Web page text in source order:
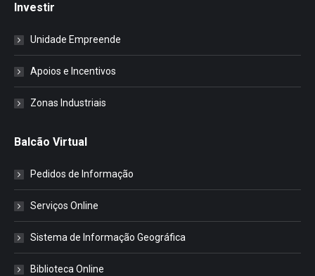
Investir
Unidade Empreende
Apoios e Incentivos
Zonas Industriais
Balcão Virtual
Pedidos de Informação
Serviços Online
Sistema de Informação Geográfica
Biblioteca Online